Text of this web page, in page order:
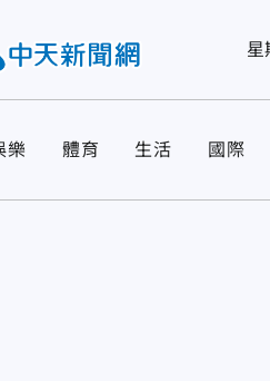
星
樂 體育 生活 國際